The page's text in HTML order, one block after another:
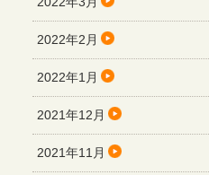
2022年2月
2022年1月
2021年12月
2021年11月